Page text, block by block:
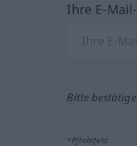
Ihre E-
Bitte
*Pflichtfeld